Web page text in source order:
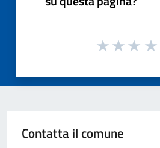
Contatta il comune